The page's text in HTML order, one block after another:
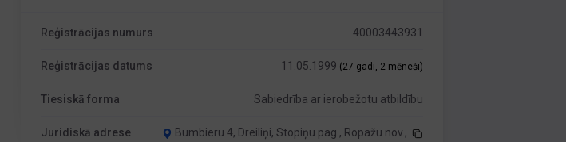
Reģistrācijas numurs 40003443931
Reģistrācijas datums 11.05.1999 (27 gadi, 2 mēneši)
Tiesiskā forma Sabiedrība ar ierobežotu atbildību
Juridiskā adrese
Bumbieru 4, Dreiliņi, Stopiņu pag., Ropažu nov.,